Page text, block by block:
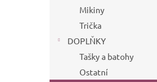
Mikiny
Trička
DOPLŇKY
Tašky a batohy
Ostatní